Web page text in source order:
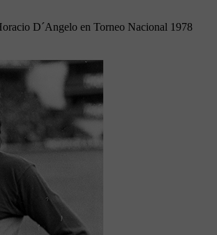
D´Angelo en Torneo Nacional 1978